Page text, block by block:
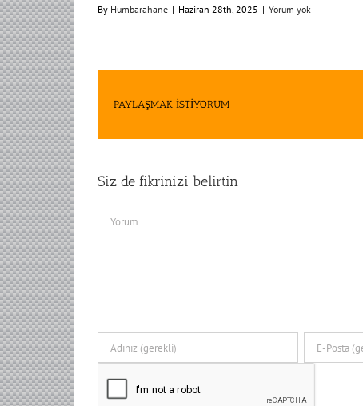
By Humbarahane | Haziran 28th, 2025 | Yorum yok
PAYLAŞMAK İSTİYORUM
Siz de fikrinizi belirtin
Comment